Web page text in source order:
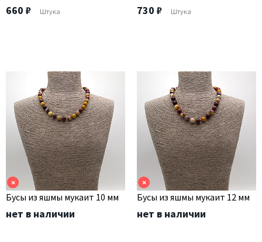
660 ₽ Штука 730 ₽ Штука
×
Бусы из яшмы мукаит 10 мм
нет в наличии
×
Бусы из яшмы мукаит 12 мм
нет в наличии